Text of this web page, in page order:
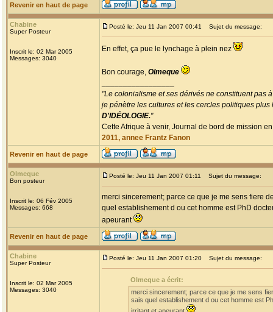
Revenir en haut de page
Chabine
Super Posteur
Inscrit le: 02 Mar 2005
Messages: 3040
Posté le: Jeu 11 Jan 2007 00:41 Sujet du message:
En effet, ça pue le lynchage à plein nez
Bon courage, Olmeque
"Le colonialisme et ses dérivés ne constituent pas
je pénètre les cultures et les cercles politiques
D'IDÉOLOGIE."
Cette Afrique à venir, Journal de bord de mission
2011, annee Frantz Fanon
Revenir en haut de page
Olmeque
Bon posteur
Inscrit le: 06 Fév 2005
Messages: 668
Posté le: Jeu 11 Jan 2007 01:11 Sujet du message:
merci sincerement; parce ce que je me sens fiere
quel establishement d ou cet homme est PhD
apeurant
Revenir en haut de page
Chabine
Super Posteur
Inscrit le: 02 Mar 2005
Messages: 3040
Posté le: Jeu 11 Jan 2007 01:20 Sujet du message:
Olmeque a écrit:
merci sincerement; parce ce que je me sens
sais quel establishement d ou cet homme est